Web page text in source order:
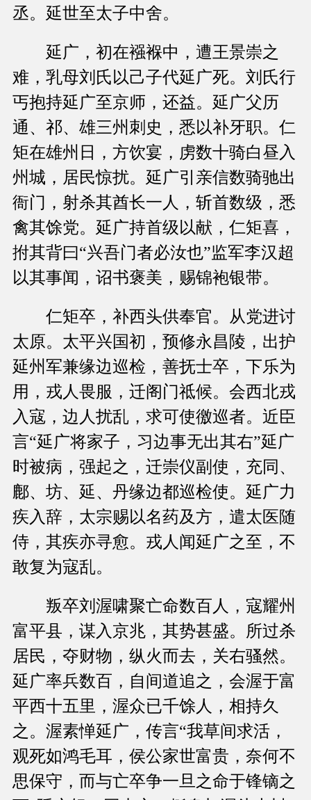
丞。延世至太子中舍。
延广，初在襁褓中，遭王景崇之
难，乳母刘氏以己子代延广死。刘氏行
丐抱持延广至京师，还益。延广父历
通、祁、雄三州刺史，悉以补牙职。仁
矩在雄州日，方饮宴，虏数十骑白昼入
州城，居民惊扰。延广引亲信数骑驰出
衙门，射杀其酋长一人，斩首数级，悉
禽其馀党。延广持首级以献，仁矩喜，
拊其背曰“兴吾门者必汝也”监军李汉超
以其事闻，诏书褒美，赐锦袍银带。
仁矩卒，补西头供奉官。从党进讨
太原。太平兴国初，预修永昌陵，出护
延州军兼缘边巡检，善抚士卒，下乐为
用，戎人畏服，迁阁门祗候。会西北戎
入寇，边人扰乱，求可使徼巡者。近臣
言“延广将家子，习边事无出其右”延广
时被病，强起之，迁崇仪副使，充同、
鄜、坊、延、丹缘边都巡检使。延广力
疾入辞，太宗赐以名药及方，遣太医随
侍，其疾亦寻愈。戎人闻延广之至，不
敢复为寇乱。
叛卒刘渥啸聚亡命数百人，寇耀州
富平县，谋入京兆，其势甚盛。所过杀
居民，夺财物，纵火而去，关右骚然。
延广率兵数百，自间道追之，会渥于富
平西十五里，渥众已千馀人，相持久
之。渥素惮延广，传言“我草间求活，
观死如鸿毛耳，侯公家世富贵，奈何不
思保守，而与亡卒争一旦之命于锋镝之